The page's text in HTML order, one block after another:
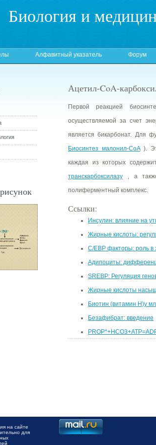
Биология и
Алфавитный указатель Форум
Ацетил-CoA-
Первой реакцией
осуществляемой за счет
является бикарбонат. Для
Биосинтез малонил-CoA).
каждая из которых
транскарбоксилазу , а
полиферментный комплекс.
Ссылки:
Инсулин: влияние на
Жирные кислоты:
C/EBP факторы: роль в
Адипоциты:
SREBP: Регуляция
Жирные кислоты
Биотин (витамин H)у
Безафибрат: введение
на сайте
для